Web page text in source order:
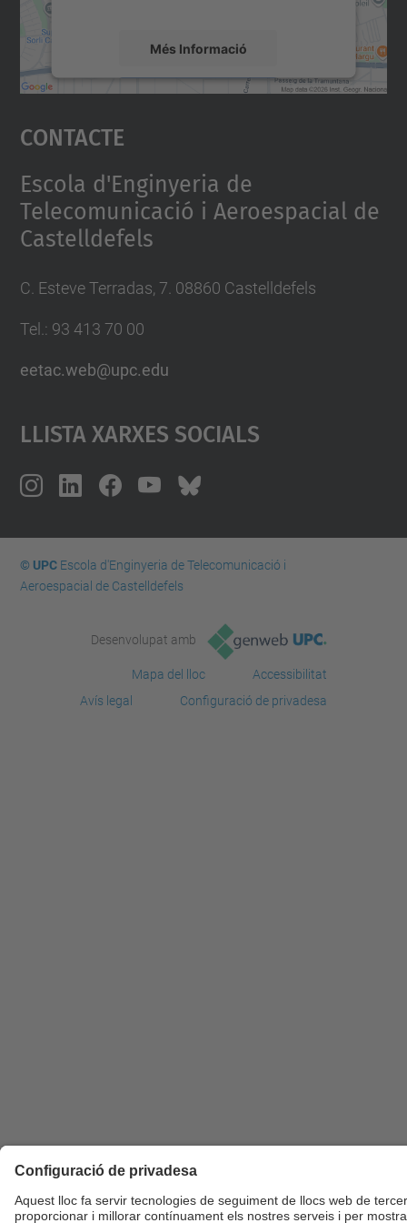
Més Informació
Accepta
powered by
Contacte
Escola d'Enginyeria de
Telecomunicació i Aeroespacial de
Castelldefels
C. Esteve Terradas, 7. 08860 Castelldefels
Tel.: 93 413 70 00
eetac.web@upc.edu
Llista Xarxes Socials
© UPCEscola d'Enginyeria de Telecomunicació i
Aeroespacial de Castelldefels
Desenvolupat amb
Mapa del lloc
Accessibilitat
Avís legal
Configuració de privadesa